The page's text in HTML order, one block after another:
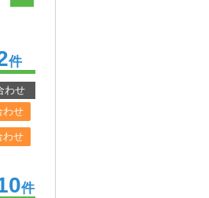
件
わせ
わせ
わせ
件